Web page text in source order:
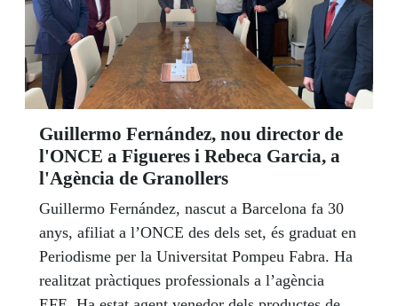
Guillermo Fernández, nou director de
l'ONCE a Figueres i Rebeca Garcia, a
l'Agència de Granollers
Guillermo Fernández, nascut a Barcelona fa 30
anys, afiliat a l’ONCE des dels set, és graduat en
Periodisme per la Universitat Pompeu Fabra. Ha
realitzat pràctiques professionals a l’agència